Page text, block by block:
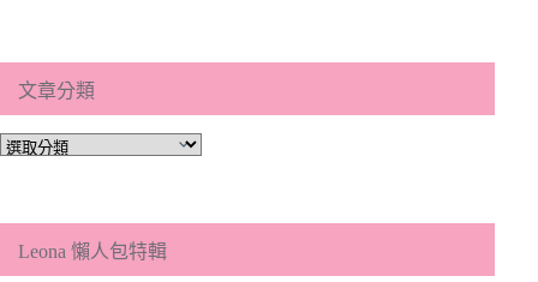
文章分類
文
類
Leona 懶人包特輯